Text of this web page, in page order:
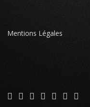
Mentions Légales